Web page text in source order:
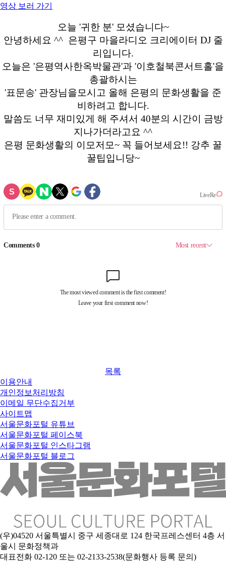
영상 보러 가기
오늘 '귀한 분' 모셨습니다~
안녕하세요 ^^ 은평구 마을라디오 크리에이터 DJ 줄
리입니다.
오늘은 '은평역사한옥박물관'과 '이호철북콘서트홀'을
총괄하시는
'표문송' 관장님을모시고 올해 은평의 문화생활을 준
비하려고 합니다.
말씀도 너무 재미있게 해 주셔서 40분의 시간이 금방
지나가더라고요 ^^
은평 문화생활의 이모저모~ 꼭 들어보세요!! 강추 꿀
꿀팁입니당~
목록
이용안내
개인정보처리방침
이메일 무단수집거부
사이트맵
서울문화포털 유튜브
서울문화포털 페이스북
서울문화포털 인스타그램
서울문화포털 블로그
(우)04520 서울특별시 중구 세종대로 124 한국프레스센터 4층 서
울시 문화정책과
대표전화 02-120 또는 02-2133-2538(문화행사 등록 문의)